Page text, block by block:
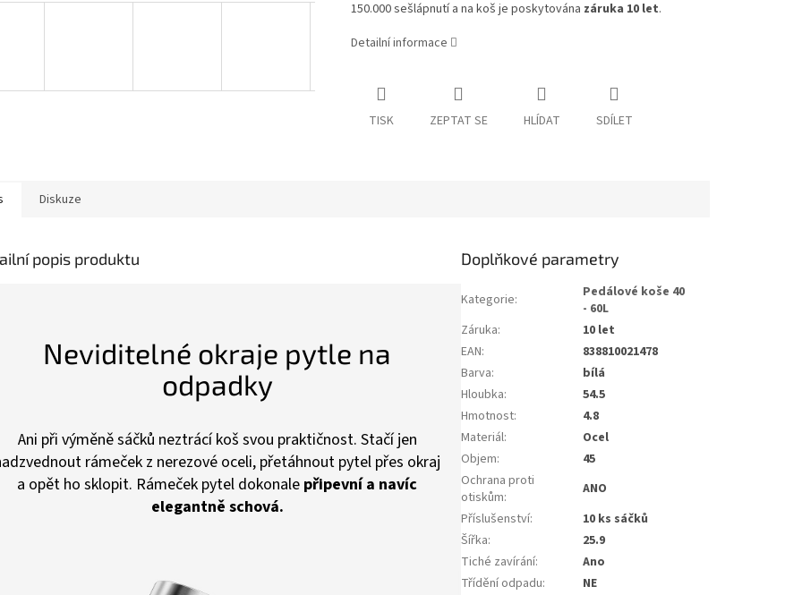
150.000 sešlápnutí a na koš je poskytována záruka 10 let.
Detailní informace
TISK ZEPTAT SE HLÍDAT SDÍLET
Diskuze
popis produktu
Neviditelné okraje pytle na
odpadky
Ani při výměně sáčků neztrácí koš svou praktičnost. Stačí jen
rámeček z nerezové oceli, přetáhnout pytel přes okraj
a opět ho sklopit. Rámeček pytel dokonale připevní a navíc
elegantně schová.
Doplňkové parametry
Kategorie:
Pedálové koše 40
- 60L
Záruka:
10 let
EAN:
838810021478
Barva:
bílá
Hloubka:
54.5
Hmotnost:
4.8
Materiál:
Ocel
Objem:
45
Ochrana proti
otiskům:
ANO
Příslušenství:
10 ks sáčků
Šířka:
25.9
Tiché zavírání:
Ano
Třídění odpadu:
NE